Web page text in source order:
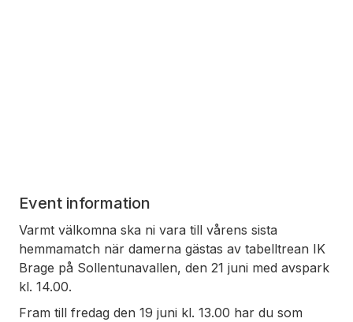
Event information
Varmt välkomna ska ni vara till vårens sista
hemmamatch när damerna gästas av tabelltrean IK
Brage på Sollentunavallen, den 21 juni med avspark
kl. 14.00.
Fram till fredag den 19 juni kl. 13.00 har du som